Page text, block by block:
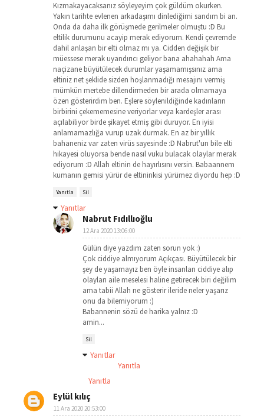
Kızmakayacaksanız söyleyeyim çok güldüm okurken.
Yakın tarihte evlenen arkadaşımı dinlediğimi sandım bi an.
Onda da daha ilk görüşmede gerilmeler olmuştu :D Bu
eltilik durumunu acayip merak ediyorum. Kendi çevremde
dahil anlaşan bir elti olmaz mı ya. Cidden değişik bir
müessese merak uyandırıcı geliyor bana ahahahah Ama
naçizane büyütülecek durumlar yaşamamışsınız ama
eltiniz net şeklide sizden hoşlanmadığı mesajını vermiş
mümkün mertebe dillendirmeden bir arada olmamaya
özen gösterirdim ben. Eşlere söylenildiğinde kadınların
birbirini çekememesine veriyorlar veya kardeşler arası
açılabiliyor birde şikayet etmiş gibi duruyor. En iyisi
anlamamazlığa vurup uzak durmak. En az bir yıllık
bahaneniz var zaten virüs sayesinde :D Nabrut'un bile elti
hikayesi oluyorsa bende nasıl vuku bulacak olaylar merak
ediyorum :D Allah eltinin de hayırlısını versin. Babaannem
kumanın gemisi yürür de eltininkisi yürümez diyordu hep :D
Yanıtla Sil
Yanıtlar
Nabrut Fıdıllıoğlu
12 Ara 2020 13:06:00
Gülün diye yazdım zaten sorun yok :)
Çok ciddiye almıyorum Açıkçası. Büyütülecek bir
şey de yaşamayız ben öyle insanları ciddiye alıp
olayları aile meselesi haline getirecek biri değilim
ama tabii Allah ne gösterir ileride neler yaşarız
onu da bilemiyorum :)
Babannenin sözü de harika yalnız :D
amin...
Sil
Yanıtlar
Yanıtla
Yanıtla
Eylül kılıç
11 Ara 2020 20:53:00